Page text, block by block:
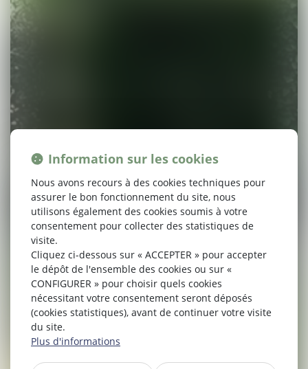
Information sur les cookies
Nous avons recours à des cookies techniques pour
assurer le bon fonctionnement du site, nous
utilisons également des cookies soumis à votre
consentement pour collecter des statistiques de
visite.
Cliquez ci-dessous sur « ACCEPTER » pour accepter
le dépôt de l'ensemble des cookies ou sur «
CONFIGURER » pour choisir quels cookies
nécessitant votre consentement seront déposés
(cookies statistiques), avant de continuer votre visite
du site.
Plus d'informations